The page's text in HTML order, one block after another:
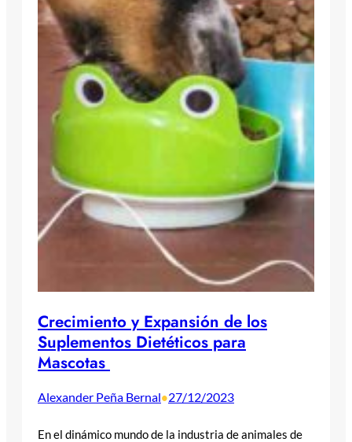
Crecimiento y Expansión de los
Suplementos Dietéticos para
Mascotas
Alexander Peña Bernal•27/12/2023
En el dinámico mundo de la industria de animales de